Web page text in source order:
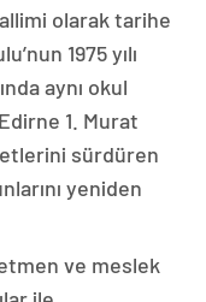
olarak tarihe
1975 yılı
aynı okul
1. Murat
sürdüren
yeniden
ve meslek